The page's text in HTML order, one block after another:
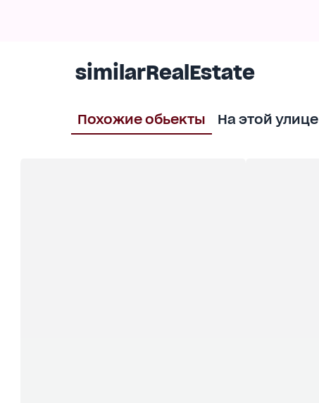
similarRealEstate
Похожие обьекты На этой улице